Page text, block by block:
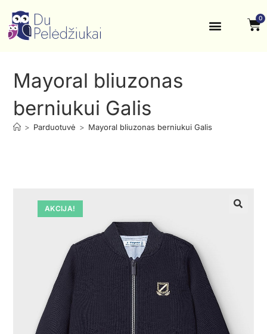
0
Mayoral bliuzonas
berniukui Galis
> Parduotuvė > Mayoral bliuzonas berniukui Galis
AKCIJA!